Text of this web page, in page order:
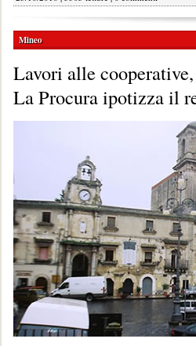
Mineo
Lavori alle
La Procura ipotizza il